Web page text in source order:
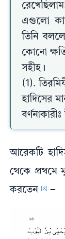
এগুলো
তিনি
কোনো
সহীহ।
(1).
হাদিসের
আরেকটি
থেকে প্রথমে
করতেন
[3] –